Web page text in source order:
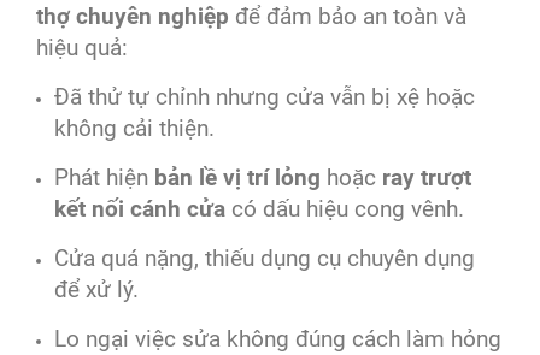
thợ chuyên nghiệp để đảm bảo an toàn và
hiệu quả:
Đã thử tự chỉnh nhưng cửa vẫn bị xệ hoặc
không cải thiện.
Phát hiện bản lề vị trí lỏng hoặc ray trượt
kết nối cánh cửa có dấu hiệu cong vênh.
Cửa quá nặng, thiếu dụng cụ chuyên dụng
để xử lý.
Lo ngại việc sửa không đúng cách làm hỏng